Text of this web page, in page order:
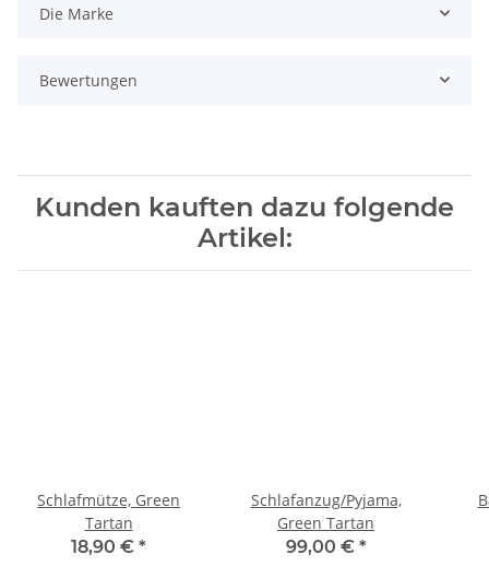
Die Marke
Bewertungen
Kunden kauften dazu folgende
Artikel:
Schlafmütze, Green
Tartan
18,90 € *
Schlafanzug/Pyjama,
Green Tartan
99,00 € *